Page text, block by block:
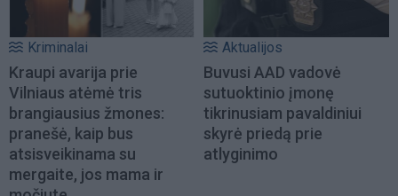
Kriminalai
Kraupi avarija prie
Vilniaus atėmė tris
brangiausius žmones:
pranešė, kaip bus
atsisveikinama su
mergaite, jos mama ir
Aktualijos
Buvusi AAD vadovė
sutuoktinio įmonę
tikrinusiam pavaldiniui
skyrė priedą prie
atlyginimo